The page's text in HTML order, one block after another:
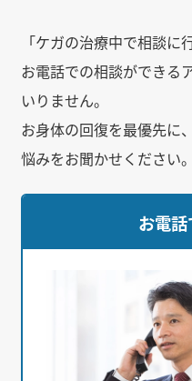
「ケガの治療中で相談に
お電話での相談ができる
いりません。
お身体の回復を最優先に
悩みをお聞かせください。
お電